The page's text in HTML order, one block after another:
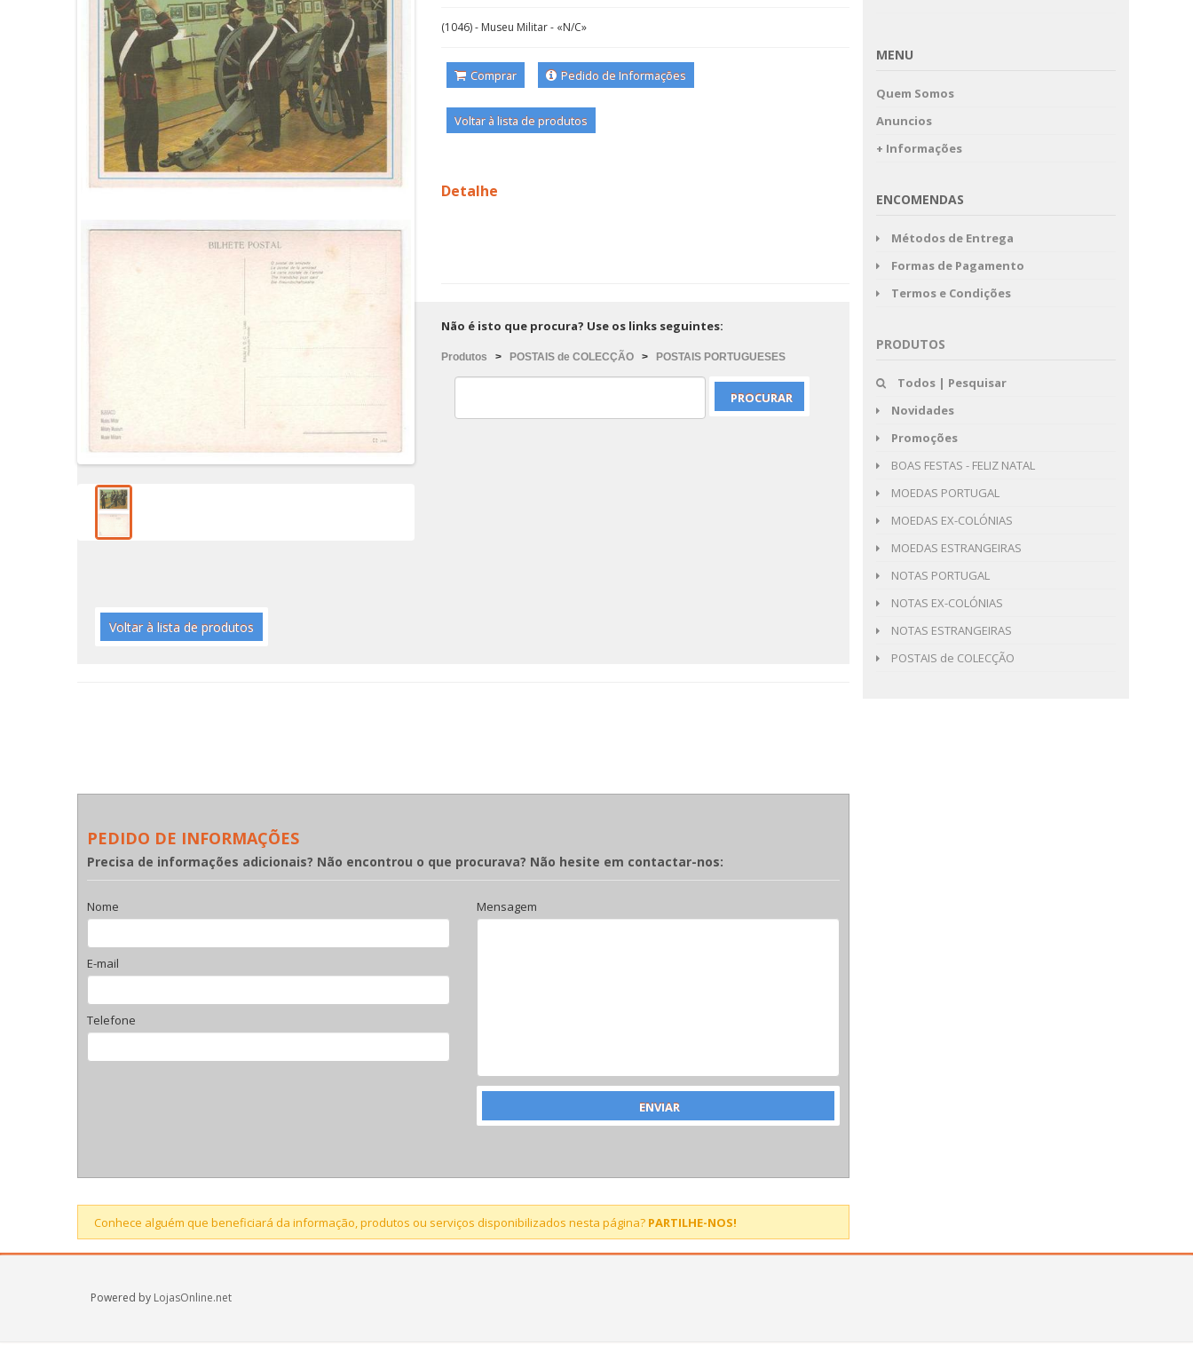
(1046) - Museu Militar - «N/C»
Comprar Pedido de Informações
Voltar à lista de produtos
Detalhe
Não é isto que procura? Use os links seguintes:
Produtos > POSTAIS de COLECÇÃO > POSTAIS PORTUGUESES
Voltar à lista de produtos
PEDIDO DE INFORMAÇÕES
Precisa de informações adicionais? Não encontrou o que procurava? Não hesite em contactar-nos:
Nome
E-mail
Telefone
Mensagem
Conhece alguém que beneficiará da informação, produtos ou serviços disponibilizados nesta página? PARTILHE-NOS!
MENU
Quem Somos
Anuncios
+ Informações
ENCOMENDAS
Métodos de Entrega
Formas de Pagamento
Termos e Condições
PRODUTOS
Todos | Pesquisar
Novidades
Promoções
BOAS FESTAS - FELIZ NATAL
MOEDAS PORTUGAL
MOEDAS EX-COLÓNIAS
MOEDAS ESTRANGEIRAS
NOTAS PORTUGAL
NOTAS EX-COLÓNIAS
NOTAS ESTRANGEIRAS
POSTAIS de COLECÇÃO
Powered by LojasOnline.net